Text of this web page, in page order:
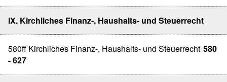
IX. Kirchliches Finanz-, Haushalts- und Steuerrecht
580ff Kirchliches Finanz-, Haushalts- und Steuerrecht 580
- 627